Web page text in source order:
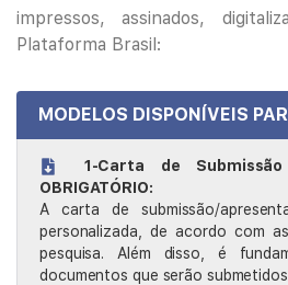
impressos, assinados,
Plataforma Brasil:
MODELOS DISPONÍVEIS
1-Carta de
OBRIGATÓRIO:
A carta de submissão/
personalizada, de acordo com
pesquisa. Além disso, é
documentos que serão